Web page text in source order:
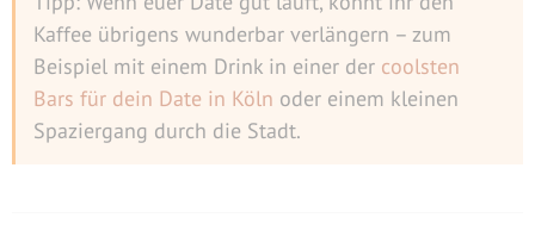
Kaffee übrigens wunderbar verlängern – zum
Beispiel mit einem Drink in einer der coolsten
Bars für dein Date in Köln oder einem kleinen
Spaziergang durch die Stadt.